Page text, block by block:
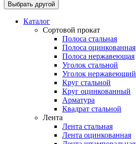
Выбрать другой
Каталог
Сортовой прокат
Полоса стальная
Полоса оцинкованная
Полоса нержавеющая
Уголок стальной
Уголок нержавеющий
Круг стальной
Круг оцинкованный
Арматура
Квадрат стальной
Лента
Лента стальная
Лента оцинкованная